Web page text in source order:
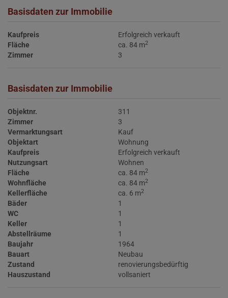
Basisdaten zur Immobilie
Kaufpreis
Erfolgreich verkauft
Fläche
ca. 84 m2
Zimmer 3
Basisdaten zur Immobilie
Objektnr.
311
Zimmer
3
Vermarktungsart
Kauf
Objektart
Wohnung
Kaufpreis
Erfolgreich verkauft
Nutzungsart
Wohnen
Fläche
ca. 84 m2
Wohnfläche ca. 84 m2
Kellerfläche ca. 6 m2
Bäder
1
WC
1
Keller
1
Abstellräume
1
Baujahr
1964
Bauart
Neubau
Zustand
renovierungsbedürftig
Hauszustand
vollsaniert